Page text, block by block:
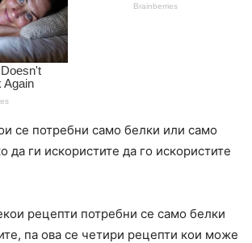
се потребни само белки или само
да ги искористите да го искористите
рецепти потребни се само белки
па ова се четири рецепти кои може